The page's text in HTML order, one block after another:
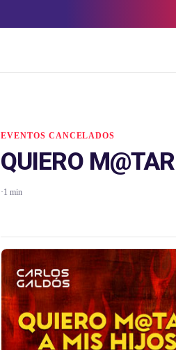
EVENTOS CANCELADOS
QUIERO
·1 min